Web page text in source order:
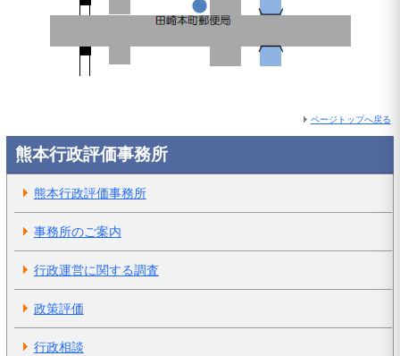
ページトップへ戻る
熊本行政評価事務所
熊本行政評価事務所
事務所のご案内
行政運営に関する調査
政策評価
行政相談